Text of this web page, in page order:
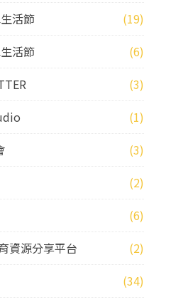
活節
(19)
活節
(6)
(3)
(1)
(3)
(2)
(6)
資源分享平台
(2)
(34)